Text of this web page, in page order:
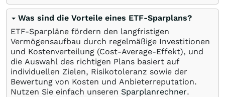
Was sind die Vorteile eines ETF-Sparplans?
ETF-Sparpläne fördern den langfristigen
Vermögensaufbau durch regelmäßige Investitionen
und Kostenverteilung (Cost-Average-Effekt), und
die Auswahl des richtigen Plans basiert auf
individuellen Zielen, Risikotoleranz sowie der
Bewertung von Kosten und Anbieterreputation.
Nutzen Sie einfach unseren Sparplanrechner.